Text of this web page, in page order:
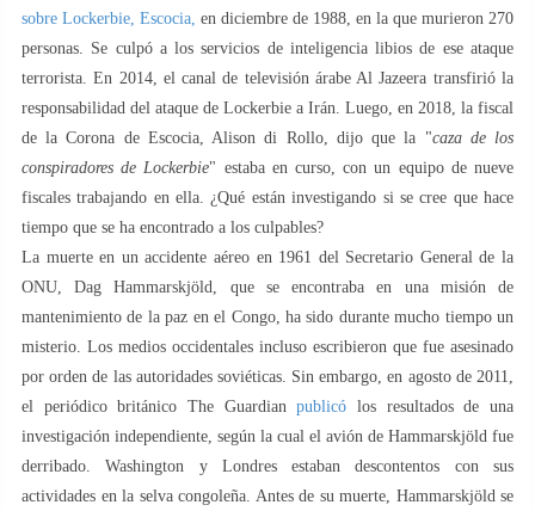
sobre Lockerbie, Escocia, en diciembre de 1988, en la que murieron 270
personas. Se culpó a los servicios de inteligencia libios de ese ataque
terrorista. En 2014, el canal de televisión árabe Al Jazeera transfirió la
responsabilidad del ataque de Lockerbie a Irán. Luego, en 2018, la fiscal
de la Corona de Escocia, Alison di Rollo, dijo que la "caza de los
conspiradores de Lockerbie" estaba en curso, con un equipo de nueve
fiscales trabajando en ella. ¿Qué están investigando si se cree que hace
tiempo que se ha encontrado a los culpables?
La muerte en un accidente aéreo en 1961 del Secretario General de la
ONU, Dag Hammarskjöld, que se encontraba en una misión de
mantenimiento de la paz en el Congo, ha sido durante mucho tiempo un
misterio. Los medios occidentales incluso escribieron que fue asesinado
por orden de las autoridades soviéticas. Sin embargo, en agosto de 2011,
el periódico británico The Guardianpublicó los resultados de una
investigación independiente, según la cual el avión de Hammarskjöld fue
derribado. Washington y Londres estaban descontentos con sus
actividades en la selva congoleña. Antes de su muerte, Hammarskjöld se